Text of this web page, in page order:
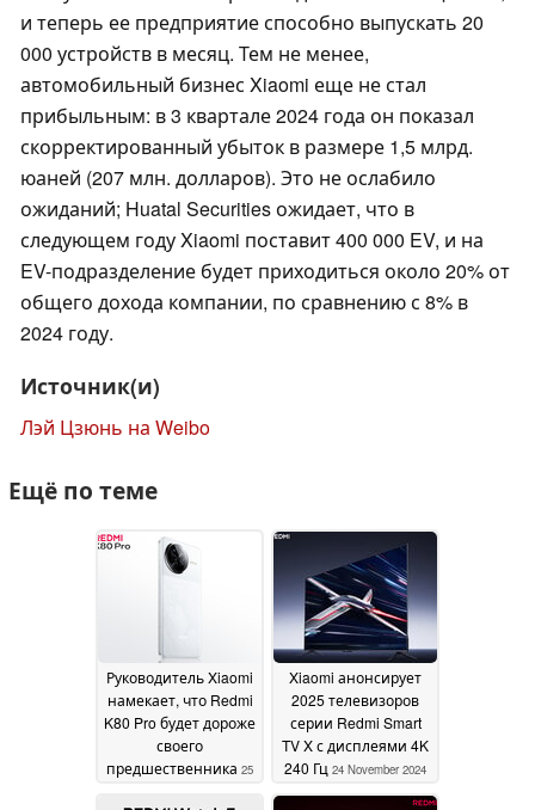
и теперь ее предприятие способно выпускать 20
000 устройств в месяц. Тем не менее,
автомобильный бизнес Xiaomi еще не стал
прибыльным: в 3 квартале 2024 года он показал
скорректированный убыток в размере 1,5 млрд.
юаней (207 млн. долларов). Это не ослабило
ожиданий; Huatal Securities ожидает, что в
следующем году Xiaomi поставит 400 000 EV, и на
EV-подразделение будет приходиться около 20% от
общего дохода компании, по сравнению с 8% в
2024 году.
Источник(и)
Лэй Цзюнь на Weibo
Ещё по теме
Руководитель Xiaomi
намекает, что Redmi
K80 Pro будет дороже
своего
предшественника 25
Xiaomi анонсирует
2025 телевизоров
серии Redmi Smart
TV X с дисплеями 4K
240 Гц 24 November 2024